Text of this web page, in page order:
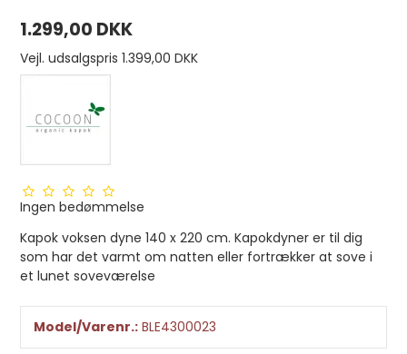
1.299,00 DKK
Vejl. udsalgspris 1.399,00 DKK
Ingen bedømmelse
Kapok voksen dyne 140 x 220 cm. Kapokdyner er til dig
som har det varmt om natten eller fortrækker at sove i
et lunet soveværelse
Model/Varenr.: BLE4300023